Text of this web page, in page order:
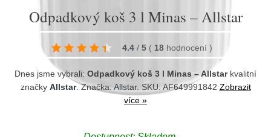
Odpadkový koš 3 l Minas – Allstar
4.4 / 5 ( 18 hodnocení )
Dnes jsme vybrali: Odpadkový koš 3 l Minas – Allstarkvalitní
značky Allstar. Značka:Allstar. SKU: AF649991842 Zobrazit
více »